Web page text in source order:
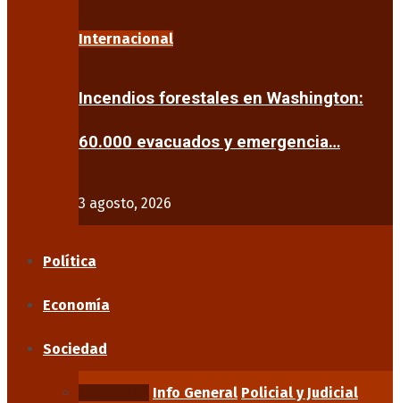
Internacional
Incendios forestales en Washington:
60.000 evacuados y emergencia…
3 agosto, 2026
Política
Economía
Sociedad
Info General Policial y Judicial